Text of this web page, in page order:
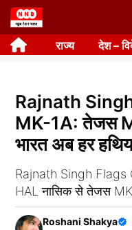
Skip
to
content राज्य देश –
Rajnath
MK-1A: तेजस
भारत अब हर
Rajnath Singh Flags
HAL नासिक से तेजस MK-
Roshani Shakya